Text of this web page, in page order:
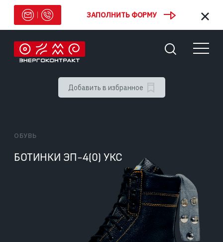
Добавить в избранное
ОБУВЬ
БОТИНКИ ЭП-4(0) УКС
ЗАПОЛНИТЬ ФОРМУ